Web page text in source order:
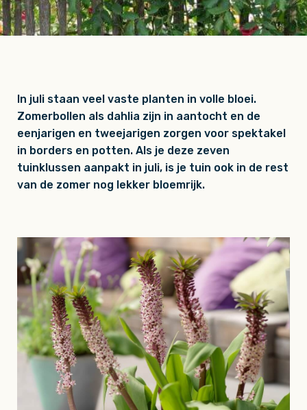
In juli staan veel vaste planten in volle bloei.
Zomerbollen als dahlia zijn in aantocht en de
eenjarigen en tweejarigen zorgen voor spektakel
in borders en potten. Als je deze zeven
tuinklussen aanpakt in juli, is je tuin ook in de rest
van de zomer nog lekker bloemrijk.